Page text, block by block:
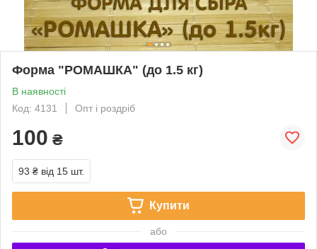
Форма "РОМАШКА" (до 1.5 кг)
В наявності
Код: 4131
Опт і роздріб
100 ₴
93 ₴ від 15 шт.
Купити
або